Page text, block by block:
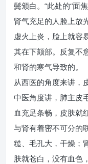
鬓颁白。”此处的“面
肾气充足的人脸上放
虚火上炎，脸上就容
其在下颏部。反复不
和肾的寒气导致的。
从西医的角度来讲，
中医角度讲，肺主皮
血充足条畅，皮肤就
与肾有着密不可分的
糙、毛孔大，干燥；
肤就苍白，没有血色